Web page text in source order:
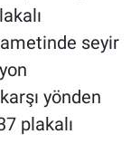
seyir
yönden
plakalı